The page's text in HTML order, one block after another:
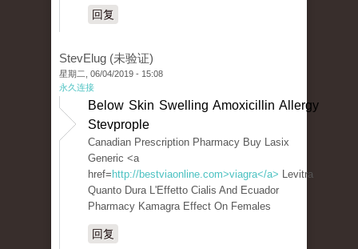
回复
StevElug (未验证)
星期二, 06/04/2019 - 15:08
永久连接
Below Skin Swelling Amoxicillin Allergy
Stevprople
Canadian Prescription Pharmacy Buy Lasix
Generic <a
href= http://bestviaonline.com>viagra</a> Levitra
Quanto Dura L'Effetto Cialis And Ecuador
Pharmacy Kamagra Effect On Females
回复